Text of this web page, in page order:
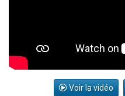
Voir la vidéo